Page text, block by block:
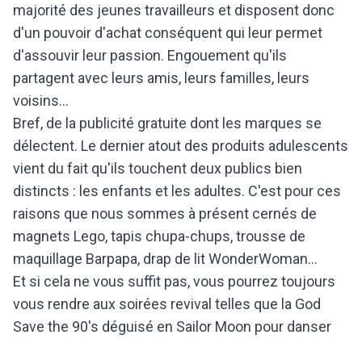
majorité des jeunes travailleurs et disposent donc
d'un pouvoir d'achat conséquent qui leur permet
d'assouvir leur passion. Engouement qu'ils
partagent avec leurs amis, leurs familles, leurs
voisins...
Bref, de la publicité gratuite dont les marques se
délectent. Le dernier atout des produits adulescents
vient du fait qu'ils touchent deux publics bien
distincts : les enfants et les adultes. C'est pour ces
raisons que nous sommes à présent cernés de
magnets Lego, tapis chupa-chups, trousse de
maquillage Barpapa, drap de lit WonderWoman...
Et si cela ne vous suffit pas, vous pourrez toujours
vous rendre aux soirées revival telles que la God
Save the 90's déguisé en Sailor Moon pour danser